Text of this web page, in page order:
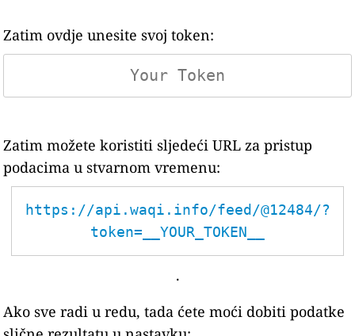
Zatim ovdje unesite svoj token:
Zatim možete koristiti sljedeći URL za pristup
podacima u stvarnom vremenu:
https://api.waqi.info/feed/@12484/?
token=__YOUR_TOKEN__
.
Ako sve radi u redu, tada ćete moći dobiti podatke